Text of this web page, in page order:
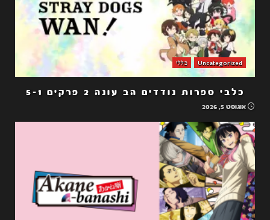
Uncategorized כללי
כלבי ספרות נודדים הב עונה 2 פרקים 5-1
אוגוסט 5, 2026